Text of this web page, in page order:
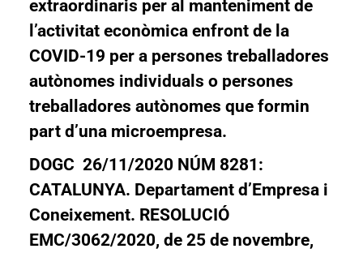
extraordinaris per al manteniment de
l’activitat econòmica enfront de la
COVID-19 per a persones treballadores
autònomes individuals o persones
treballadores autònomes que formin
part d’una microempresa.
DOGC 26/11/2020 NÚM 8281:
CATALUNYA. Departament d’Empresa i
Coneixement. RESOLUCIÓ
EMC/3062/2020, de 25 de novembre,